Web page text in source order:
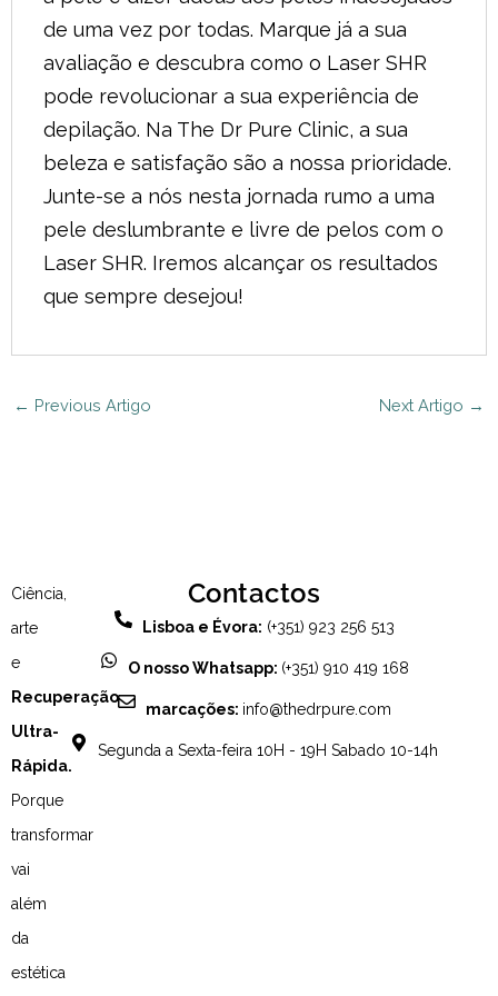
de uma vez por todas. Marque já a sua
avaliação e descubra como o Laser SHR
pode revolucionar a sua experiência de
depilação. Na The Dr Pure Clinic, a sua
beleza e satisfação são a nossa prioridade.
Junte-se a nós nesta jornada rumo a uma
pele deslumbrante e livre de pelos com o
Laser SHR. Iremos alcançar os resultados
que sempre desejou!
← Previous Artigo Next Artigo →
Ciência,
arte
e
Recuperação
Ultra-
Rápida.
Porque
transformar
vai
além
da
estética
Contactos
Lisboa e Évora: (+351) 923 256 513
O nosso Whatsapp: (+351) 910 419 168
marcações: info@thedrpure.com
Segunda a Sexta-feira 10H - 19H Sabado 10-14h